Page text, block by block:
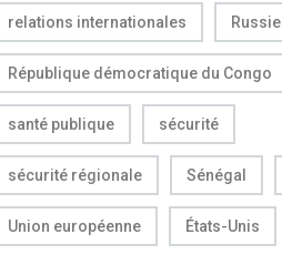
relations internationales Russie
République démocratique du Congo
santé publique sécurité
sécurité régionale Sénégal
Union européenne États-Unis